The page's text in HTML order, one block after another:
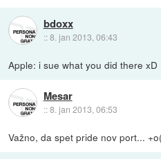
bdoxx
::8. jan 2013, 06:43
Apple: i sue what you did there xD
Mesar
::8. jan 2013, 06:53
Važno, da spet pride nov port... +o(